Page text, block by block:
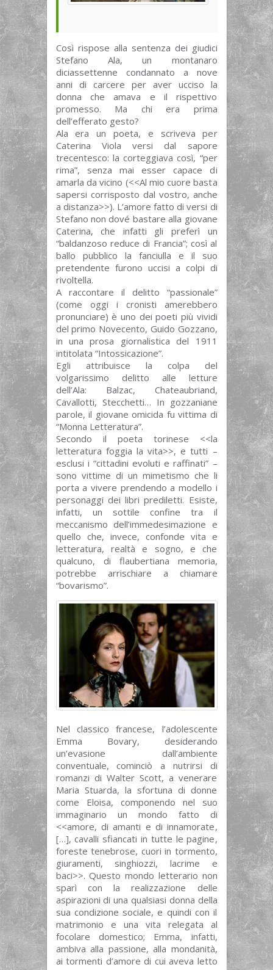
Così rispose alla sentenza dei giudici
Stefano Ala, un montanaro
diciassettenne condannato a nove
anni di carcere per aver ucciso la
donna che amava e il rispettivo
promesso. Ma chi era prima
dell’efferato gesto?
Ala era un poeta, e scriveva per
Caterina Viola versi dal sapore
trecentesco: la corteggiava così, “per
rima”, senza mai esser capace di
amarla da vicino (<<Al mio cuore basta
sapersi corrisposto dal vostro, anche
a distanza>>). L’amore fatto di versi di
Stefano non dové bastare alla giovane
Caterina, che infatti gli preferì un
“baldanzoso reduce di Francia”; così al
ballo pubblico la fanciulla e il suo
pretendente furono uccisi a colpi di
rivoltella.
A raccontare il delitto “passionale”
(come oggi i cronisti amerebbero
pronunciare) è uno dei poeti più vividi
del primo Novecento, Guido Gozzano,
in una prosa giornalistica del 1911
intitolata “Intossicazione”.
Egli attribuisce la colpa del
volgarissimo delitto alle letture
dell’Ala: Balzac, Chateaubriand,
Cavallotti, Stecchetti… In gozzaniane
parole, il giovane omicida fu vittima di
“Monna Letteratura”.
Secondo il poeta torinese <<la
letteratura foggia la vita>>, e tutti –
esclusi i “cittadini evoluti e raffinati” –
sono vittime di un mimetismo che li
porta a vivere prendendo a modello i
personaggi dei libri prediletti. Esiste,
infatti, un sottile confine tra il
meccanismo dell’immedesimazione e
quello che, invece, confonde vita e
letteratura, realtà e sogno, e che
qualcuno, di flaubertiana memoria,
potrebbe arrischiare a chiamare
“bovarismo”.
Nel classico francese, l’adolescente
Emma Bovary, desiderando
un’evasione dall’ambiente
conventuale, cominciò a nutrirsi di
romanzi di Walter Scott, a venerare
Maria Stuarda, la sfortuna di donne
come Eloisa, componendo nel suo
immaginario un mondo fatto di
<<amore, di amanti e di innamorate,
[…], cavalli sfiancati in tutte le pagine,
foreste tenebrose, cuori in tormento,
giuramenti, singhiozzi, lacrime e
baci>>. Questo mondo letterario non
sparì con la realizzazione delle
aspirazioni di una qualsiasi donna della
sua condizione sociale, e quindi con il
matrimonio e una vita relegata al
focolare domestico; Emma, infatti,
ambiva alla passione, alla mondanità,
ai tormenti d’amore di cui aveva letto